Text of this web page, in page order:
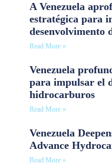
A Venezuela
estratégica para
desenvolvimento
Read More »
Venezuela
para impulsar el
hidrocarburos
Read More »
Venezuela
Advance
Read More »